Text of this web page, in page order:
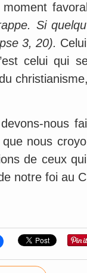
moment
Si
3, 20).
celui qui
nous
nous
de ceux
notre foi au